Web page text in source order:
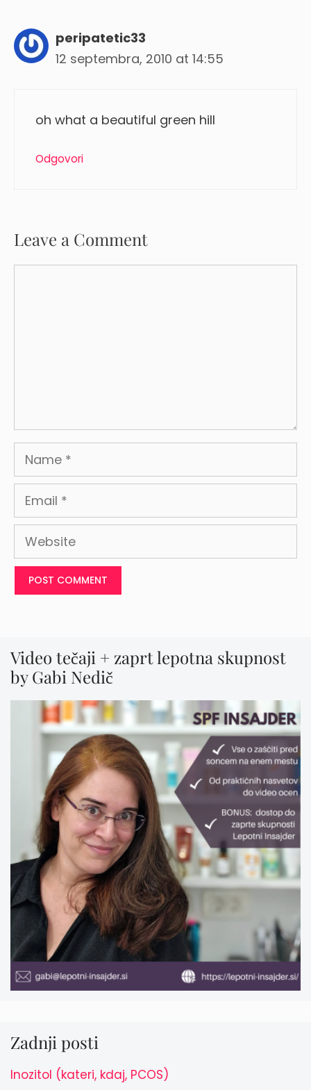
peripatetic33
12 septembra, 2010 at 14:55
oh what a beautiful green hill
Odgovori
Leave a Comment
Name
Email
Website
Video tečaji + zaprt lepotna skupnost
by Gabi Nedič
Zadnji posti
Inozitol (kateri, kdaj, PCOS)